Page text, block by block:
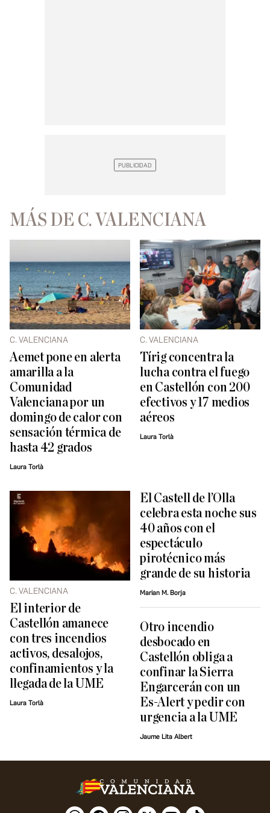
MÁS DE C. VALENCIANA
C. VALENCIANA
Aemet pone en alerta
amarilla a la
Comunidad
Valenciana por un
domingo de calor con
sensación térmica de
hasta 42 grados
Laura Torlà
C. VALENCIANA
Tírig concentra la
lucha contra el fuego
en Castellón con 200
efectivos y 17 medios
aéreos
Laura Torlà
C. VALENCIANA
El interior de
Castellón amanece
con tres incendios
activos, desalojos,
confinamientos y la
llegada de la UME
Laura Torlà
El Castell de l’Olla
celebra esta noche sus
40 años con el
espectáculo
pirotécnico más
grande de su historia
Marian M. Borja
Otro incendio
desbocado en
Castellón obliga a
confinar la Sierra
Engarcerán con un
Es-Alert y pedir con
urgencia a la UME
Jaume Lita Albert